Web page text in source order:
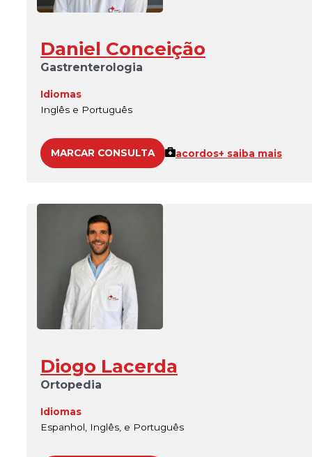
Daniel Conceição
Gastrenterologia
Idiomas
Inglês e Português
MARCAR CONSULTA acordos+ saiba mais
Diogo Lacerda
Ortopedia
Idiomas
Espanhol, Inglês, e Português